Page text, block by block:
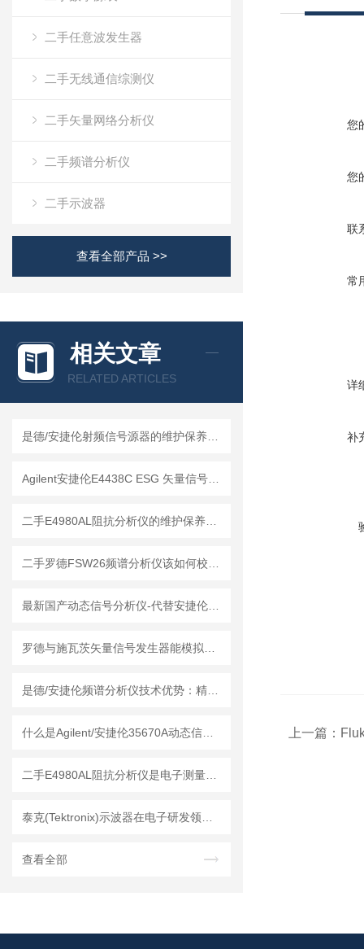
二手任意波发生器
二手无线通信综测仪
二手矢量网络分析仪
二手频谱分析仪
二手示波器
查看全部产品 >>
相关文章
RELATED ARTICLES
查看全部
您
您
联
常
详
补
上一篇：